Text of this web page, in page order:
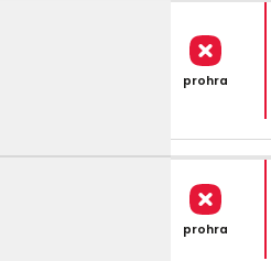
prohra
prohra